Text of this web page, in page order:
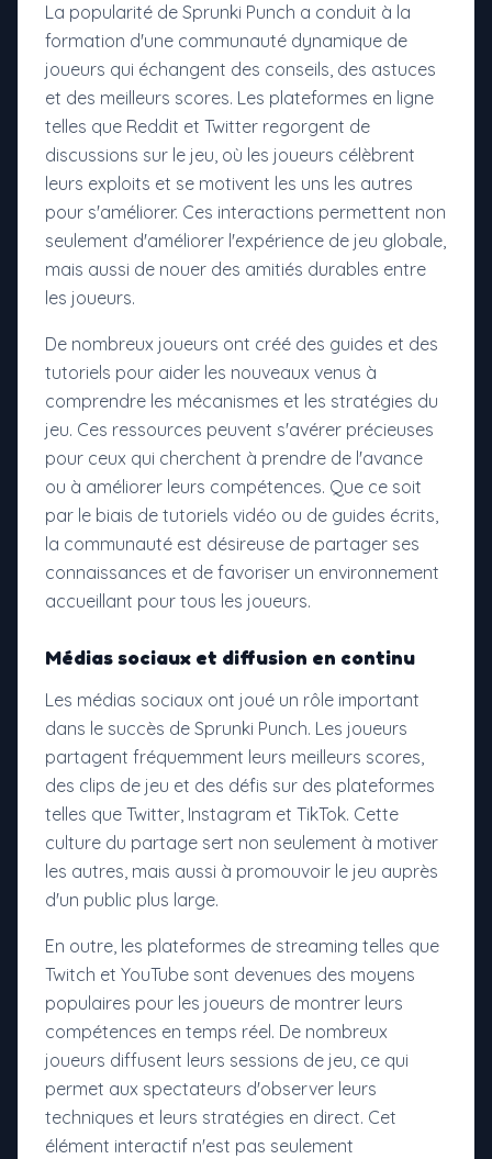
La popularité de Sprunki Punch a conduit à la
formation d'une communauté dynamique de
joueurs qui échangent des conseils, des astuces
et des meilleurs scores. Les plateformes en ligne
telles que Reddit et Twitter regorgent de
discussions sur le jeu, où les joueurs célèbrent
leurs exploits et se motivent les uns les autres
pour s'améliorer. Ces interactions permettent non
seulement d'améliorer l'expérience de jeu globale,
mais aussi de nouer des amitiés durables entre
les joueurs.
De nombreux joueurs ont créé des guides et des
tutoriels pour aider les nouveaux venus à
comprendre les mécanismes et les stratégies du
jeu. Ces ressources peuvent s'avérer précieuses
pour ceux qui cherchent à prendre de l'avance
ou à améliorer leurs compétences. Que ce soit
par le biais de tutoriels vidéo ou de guides écrits,
la communauté est désireuse de partager ses
connaissances et de favoriser un environnement
accueillant pour tous les joueurs.
Médias sociaux et diffusion en continu
Les médias sociaux ont joué un rôle important
dans le succès de Sprunki Punch. Les joueurs
partagent fréquemment leurs meilleurs scores,
des clips de jeu et des défis sur des plateformes
telles que Twitter, Instagram et TikTok. Cette
culture du partage sert non seulement à motiver
les autres, mais aussi à promouvoir le jeu auprès
d'un public plus large.
En outre, les plateformes de streaming telles que
Twitch et YouTube sont devenues des moyens
populaires pour les joueurs de montrer leurs
compétences en temps réel. De nombreux
joueurs diffusent leurs sessions de jeu, ce qui
permet aux spectateurs d'observer leurs
techniques et leurs stratégies en direct. Cet
élément interactif n'est pas seulement